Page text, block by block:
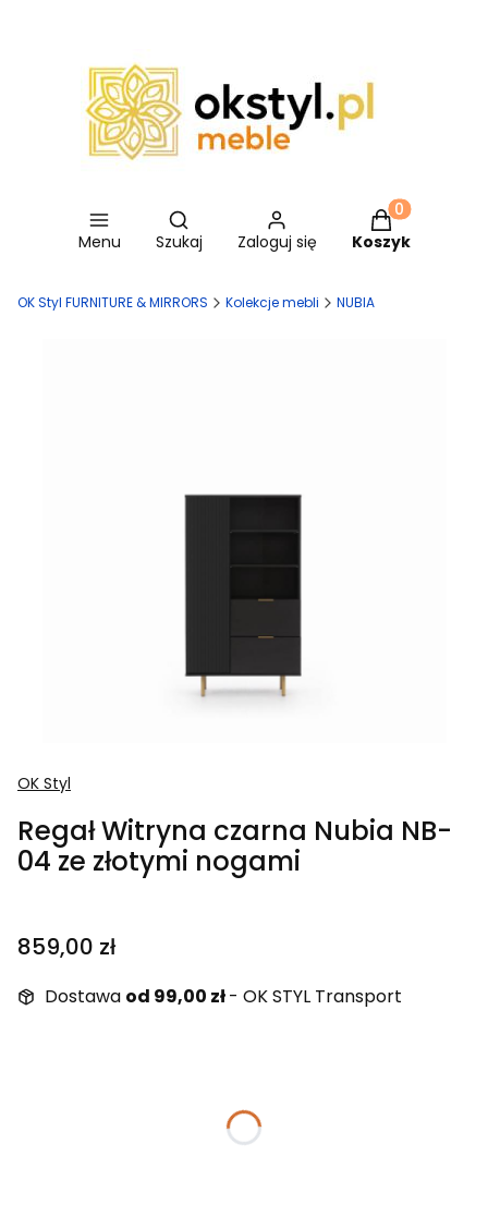
Menu
Otwórz wyszukiwarkę
Szukaj Zaloguj się
Produkty w
Koszyk
OK Styl FURNITURE & MIRRORS Kolekcje mebli NUBIA
OK Styl
Regał Witryna czarna Nubia NB-
04 ze złotymi nogami
Cena
859,00 zł
Dostawa od 99,00 zł- OK STYL Transport
Poszczególne warianty mogą różnić się ceną